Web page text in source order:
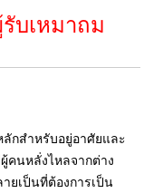
บเหมาถม
กสำหรับอยู่อาศัยและ
คนหลั่งไหลจากต่าง
ยเป็นที่ต้องการเป็น